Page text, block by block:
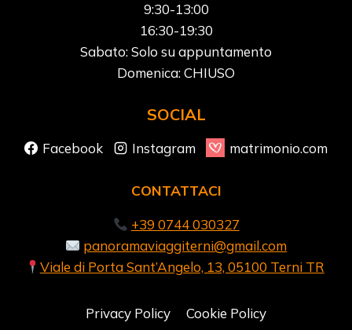
9:30-13:00
16:30-19:30
Sabato: Solo su appuntamento
Domenica: CHIUSO
SOCIAL
Facebook Instagram matrimonio.com
CONTATTACI
+39 0744 030327
panoramaviaggiterni@gmail.com
Viale di Porta Sant’Angelo, 13, 05100 Terni TR
Privacy Policy Cookie Policy